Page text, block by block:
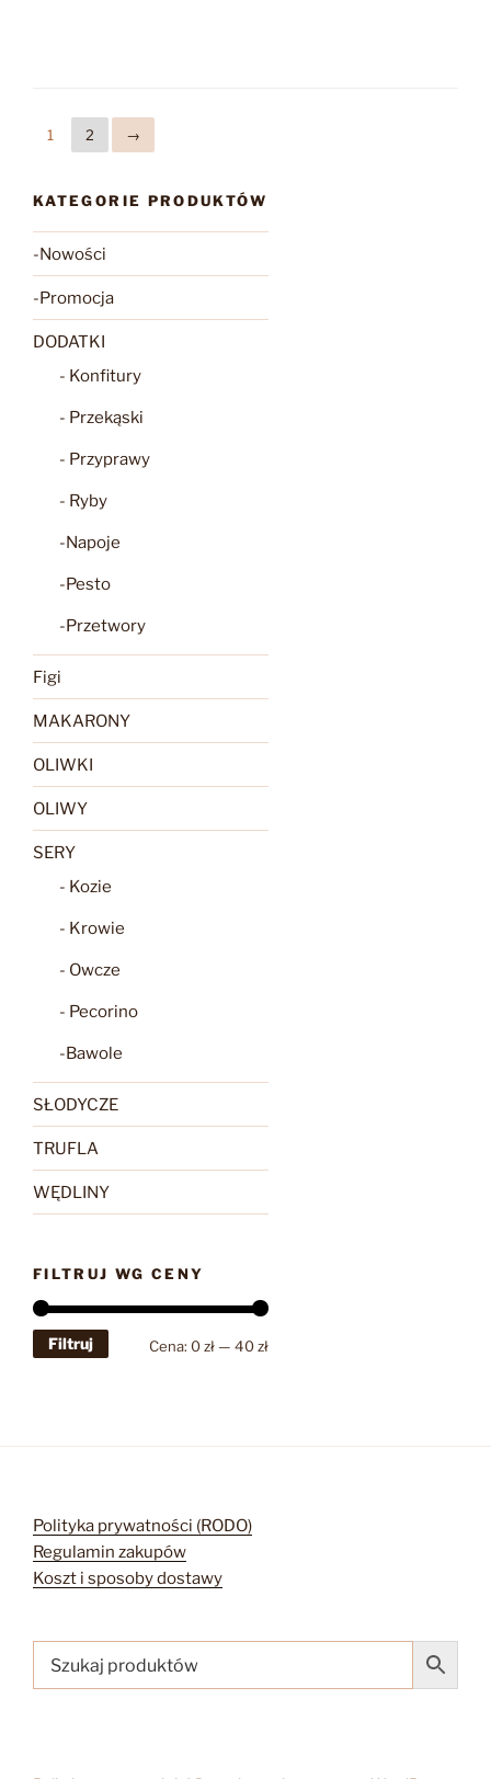
1 2 →
KATEGORIE PRODUKTÓW
-Nowości
-Promocja
DODATKI
- Konfitury
- Przekąski
- Przyprawy
- Ryby
-Napoje
-Pesto
-Przetwory
Figi
MAKARONY
OLIWKI
OLIWY
SERY
- Kozie
- Krowie
- Owcze
- Pecorino
-Bawole
SŁODYCZE
TRUFLA
WĘDLINY
FILTRUJ WG CENY
Cena
Cena
Filtruj Cena: 0 zł— 40 zł
Polityka prywatności (RODO)
Regulamin zakupów
Koszt i sposoby dostawy